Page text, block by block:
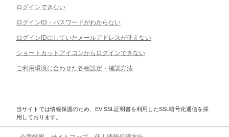
ログインできない
ログインID・パスワードがわからない
ログインIDにしていたメールアドレスが使えない
ショートカットアイコンからログインできない
ご利用環境に合わせた各種設定・確認方法
当サイトでは情報保護のため、EV SSL証明書を利用したSSL暗号化通信を採
用しております。